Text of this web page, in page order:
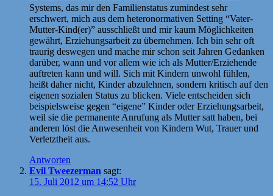
Systems, das mir den Familienstatus zumindest sehr
erschwert, mich aus dem heteronormativen Setting “Vater-
Mutter-Kind(er)” ausschließt und mir kaum Möglichkeiten
gewährt, Erziehungsarbeit zu übernehmen. Ich bin sehr oft
traurig deswegen und mache mir schon seit Jahren Gedanken
darüber, wann und vor allem wie ich als Mutter/Erziehende
auftreten kann und will. Sich mit Kindern unwohl fühlen,
heißt daher nicht, Kinder abzulehnen, sondern kritisch auf den
eigenen sozialen Status zu blicken. Viele entscheiden sich
beispielsweise gegen “eigene” Kinder oder Erziehungsarbeit,
weil sie die permanente Anrufung als Mutter satt haben, bei
anderen löst die Anwesenheit von Kindern Wut, Trauer und
Verletztheit aus.
Antworten
Evil Tweezerman sagt:
15. Juli 2012 um 14:52 Uhr